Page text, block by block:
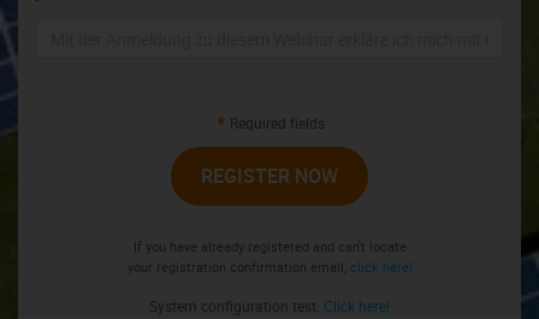
Required fields
REGISTER NOW
If you have already registered and can't locate
your registration confirmation email, click here!
System configuration test. Click here!